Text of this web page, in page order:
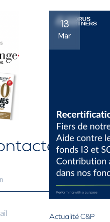
13
Mar
Actualité C&P
nous